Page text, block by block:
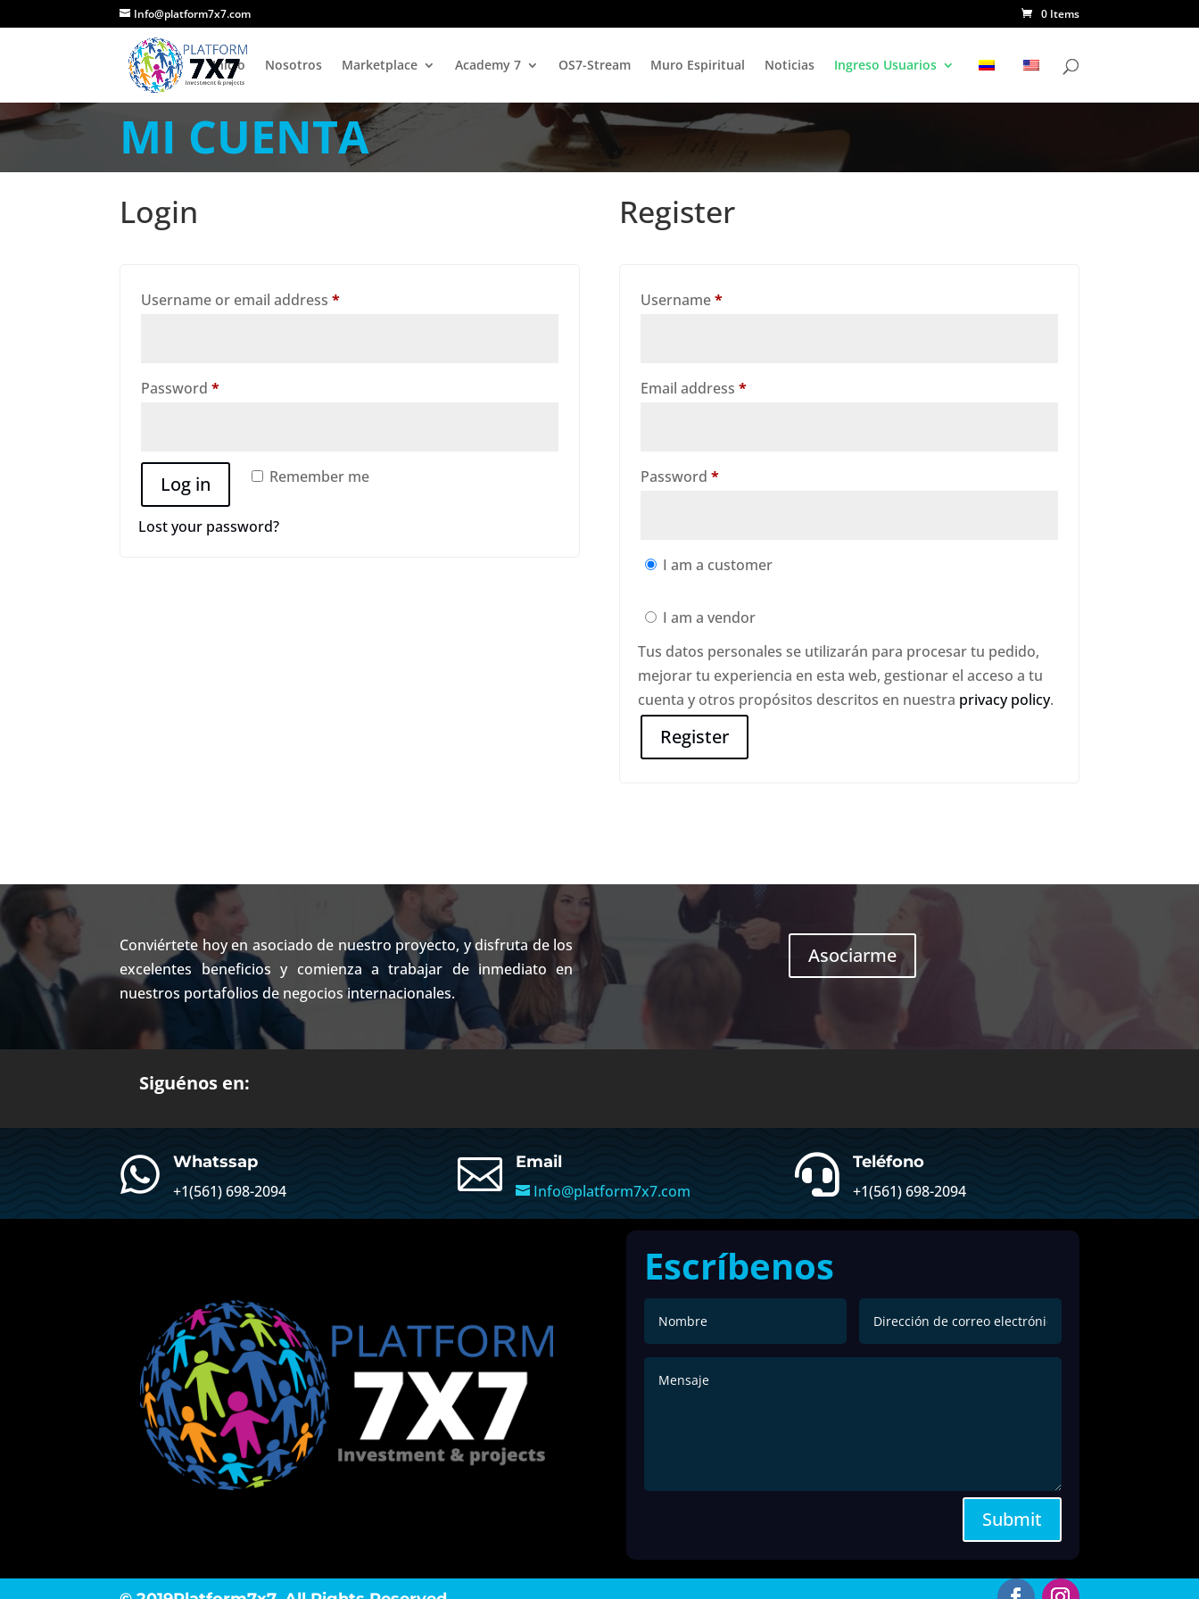
Info@platform7x7.com 0 Items
Inicio Nosotros Marketplace Academy 7 OS7-Stream Muro Espiritual Noticias Ingreso Usuarios
MI CUENTA
Login
Username or email address*Required
Password*Required
Remember me
Log in
Lost your password?
Register
Username*Required
Email address *Required
Password *Required
I am a customer
I am a vendor
Tus datos personales se utilizarán para procesar tu pedido,
mejorar tu experiencia en esta web, gestionar el acceso a tu
cuenta y otros propósitos descritos en nuestra privacy policy.
Register
Conviértete hoy en asociado de nuestro proyecto, y disfruta de los
excelentes beneficios y comienza a trabajar de inmediato en
nuestros portafolios de negocios internacionales.
Asociarme
Siguénos en:

Whatssap
+1(561) 698-2094 
Email
Info@platform7x7.com

Teléfono
+1(561) 698-2094
Escríbenos
Submit